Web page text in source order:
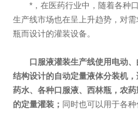
*，在医药行业中，随着各种口
生产线市场也在呈上升趋势，对
瓶而设计的灌装设备。
口服液灌装生产线使用电动
结构设计的自动定量液体分装机
药水、各种口服液、西林瓶，农
的定量灌装； 同时也可以用于各